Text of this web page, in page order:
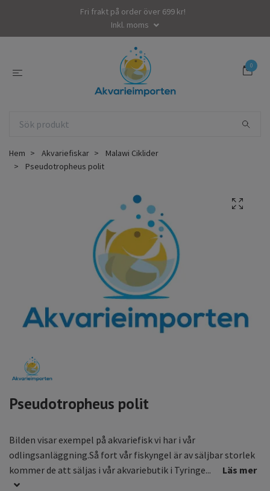
Fri frakt på order över 699 kr!
Inkl. moms
0
Hem Akvariefiskar
Malawi Ciklider
Pseudotropheus polit
Pseudotropheus polit
Bilden visar exempel på akvariefisk vi har i vår
odlingsanläggning.Så fort vår fiskyngel är av säljbar storlek
kommer de att säljas i vår akvariebutik i Tyringe...
Läs mer